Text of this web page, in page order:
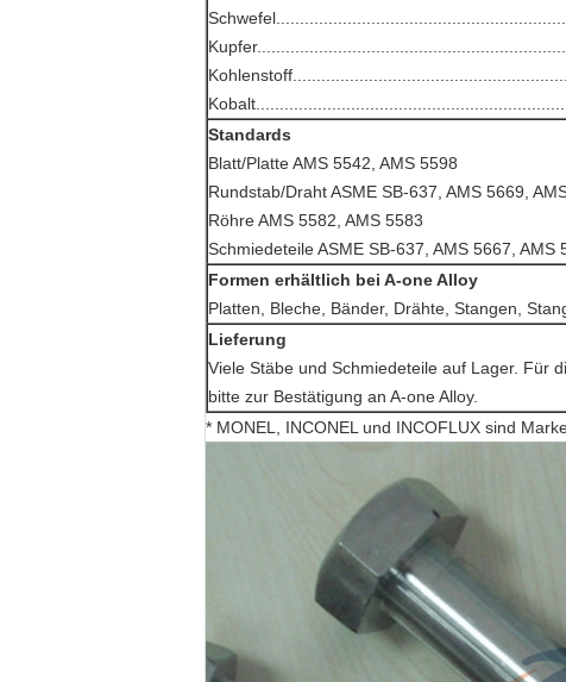
Standards
Blatt/Platte AMS 5542, AMS 5598
Rundstab/Draht ASME SB-637, AMS 5669,
Röhre AMS 5582, AMS 5583
Schmiedeteile ASME SB-637, AMS 5667, AMS
Formen erhältlich bei A-one Alloy
Platten, Bleche, Bänder, Drähte, Stangen,
Lieferung
Viele Stäbe und Schmiedeteile auf Lager. Für
bitte zur Bestätigung an A-one Alloy.
* MONEL, INCONEL und INCOFLUX sind